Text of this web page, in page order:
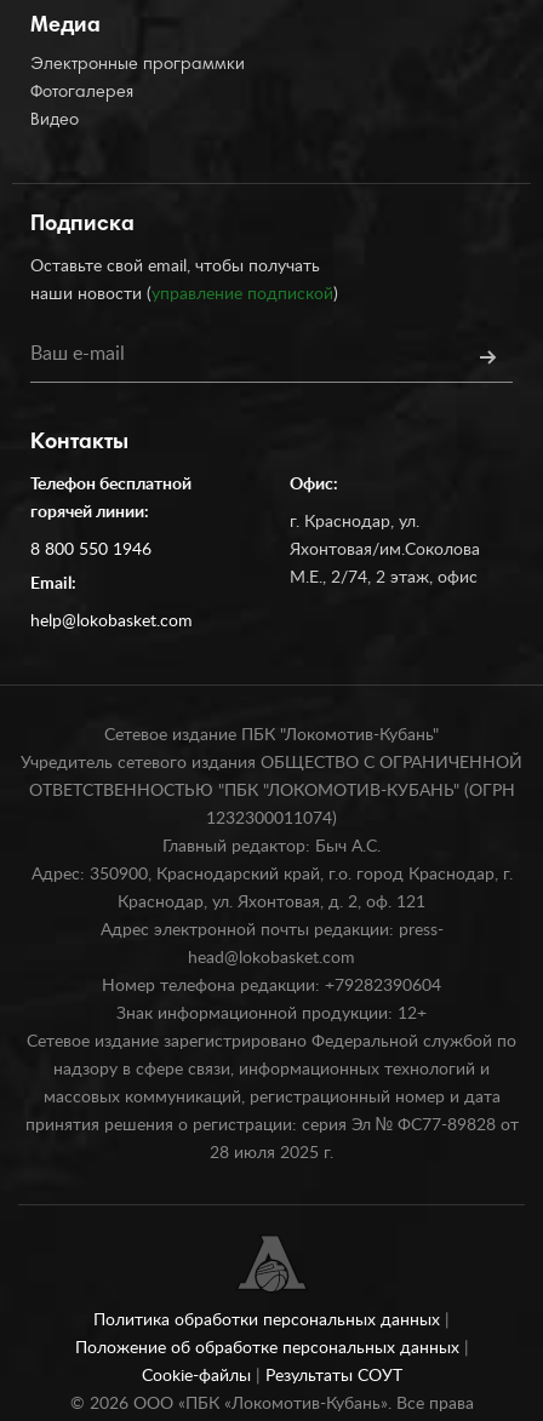
Медиа
Электронные программки
Фотогалерея
Видео
Подписка
Оставьте свой email, чтобы получать
наши новости (управление подпиской)
Контакты
Телефон бесплатной
горячей линии:
8 800 550 1946
Email:
help@lokobasket.com
Офис:
г. Краснодар, ул.
Яхонтовая/им.Соколова
М.Е., 2/74, 2 этаж, офис
Сетевое издание ПБК "Локомотив-Кубань"
Учредитель сетевого издания ОБЩЕСТВО С ОГРАНИЧЕННОЙ
ОТВЕТСТВЕННОСТЬЮ "ПБК "ЛОКОМОТИВ-КУБАНЬ" (ОГРН
1232300011074)
Главный редактор: Быч А.С.
Адрес: 350900, Краснодарский край, г.о. город Краснодар, г.
Краснодар, ул. Яхонтовая, д. 2, оф. 121
Адрес электронной почты редакции: press-
head@lokobasket.com
Номер телефона редакции: +79282390604
Знак информационной продукции: 12+
Сетевое издание зарегистрировано Федеральной службой по
надзору в сфере связи, информационных технологий и
массовых коммуникаций, регистрационный номер и дата
принятия решения о регистрации: серия Эл № ФС77-89828 от
28 июля 2025 г.
Политика обработки персональных данных
Положение об обработке персональных данных
Cookie-файлы
Результаты СОУТ
© 2026ООО «ПБК «Локомотив-Кубань». Все права